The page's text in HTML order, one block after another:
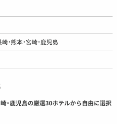
崎・熊本・宮崎・鹿児島
崎・鹿児島の厳選30ホテルから自由に選択